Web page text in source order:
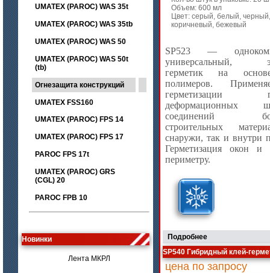
UMATEX (PAROC) WAS 35t
UMATEX (PAROC) WAS 35tb
UMATEX (PAROC) WAS 50
UMATEX (PAROC) WAS 50t
(tb)
Огнезащита конструкций
UMATEX FSS160
UMATEX (PAROC) FPS 14
UMATEX (PAROC) FPS 17
PAROC FPS 17t
UMATEX (PAROC) GRS
(CGL) 20
PAROC FPB 10
Новинки
Объем: 600 мл
Цвет: серый, белый, черный,
коричневый, бежевый
SP523 —
универсальный,
герметик на
полимеров.
герметизации
соединений
строительных
снаружи, так и внутри
Герметизация окон и
периметру.
Подробнее
SP540 Гибридный клей-
цена по запросу